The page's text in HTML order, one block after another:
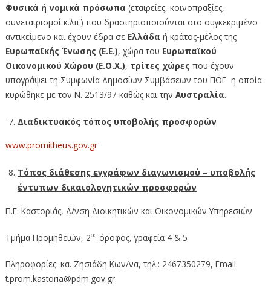
Φυσικά ή νομικά πρόσωπα (εταιρείες, κοινοπραξίες,
συνεταιρισμοί κ.λπ.) που δραστηριοποιούνται στο συγκεκριμένο
αντικείμενο και έχουν έδρα σε Ελλάδα ή κράτος-μέλος της
Ευρωπαϊκής Ένωσης (Ε.Ε.), χώρα του Ευρωπαϊκού
Οικονομικού Χώρου (Ε.Ο.Χ.), τρίτες χώρες που έχουν
υπογράψει τη Συμφωνία Δημοσίων Συμβάσεων του ΠΟΕ η οποία
κυρώθηκε με τον Ν. 2513/97 καθώς και την Αυστραλία.
Διαδικτυακός τόπος υποβολής προσφορών
www.promitheus.gov.gr
Τόπος διάθεσης εγγράφων διαγωνισμού – υποβολής
έντυπων δικαιολογητικών προσφορών
Π.Ε. Καστοριάς, Δ/νση Διοικητικών και Οικονομικών Υπηρεσιών
Τμήμα Προμηθειών, 2ος όροφος, γραφεία 4 & 5
Πληροφορίες: κα. Ζησιάδη Κων/να, τηλ.: 2467350279, Εmail:
t.prom.kastoria@pdm.gov.gr